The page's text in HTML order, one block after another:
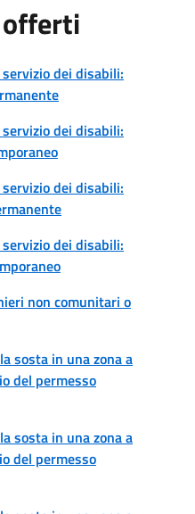
offerti
dei disabili:
dei disabili:
dei disabili:
dei disabili:
non comunitari o
sosta in una zona a
del permesso
sosta in una zona a
del permesso